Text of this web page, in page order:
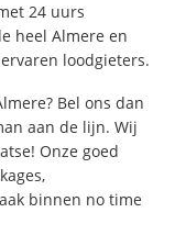
24 uurs
heel Almere en
loodgieters.
Bel ons dan
aan de lijn. Wij
Onze goed
binnen no time